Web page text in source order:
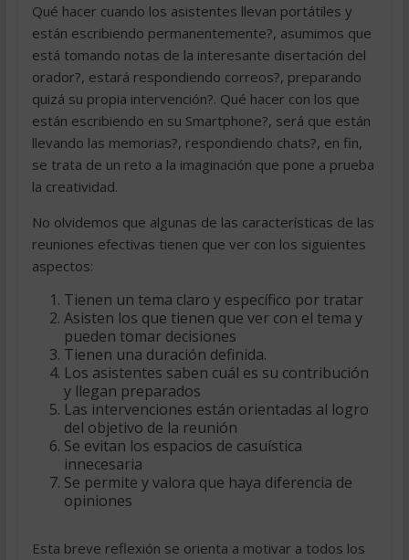
Qué hacer cuando los asistentes llevan portátiles y
están escribiendo permanentemente?, asumimos que
está tomando notas de la interesante disertación del
orador?, estará respondiendo correos?, preparando
quizá su propia intervención?. Qué hacer con los que
están escribiendo en su Smartphone?, será que están
llevando las memorias?, respondiendo chats?, en fin,
se trata de un reto a la imaginación que pone a prueba
la creatividad.
No olvidemos que algunas de las características de las
reuniones efectivas tienen que ver con los siguientes
aspectos:
Tienen un tema claro y específico por tratar
Asisten los que tienen que ver con el tema y
pueden tomar decisiones
Tienen una duración definida.
Los asistentes saben cuál es su contribución
y llegan preparados
Las intervenciones están orientadas al logro
del objetivo de la reunión
Se evitan los espacios de casuística
innecesaria
Se permite y valora que haya diferencia de
opiniones
Esta breve reflexión se orienta a motivar a todos los